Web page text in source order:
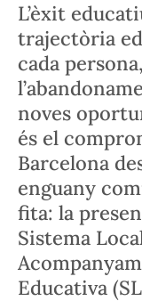
L’èxit
trajectòria
cada
noves
és el
Barcelona
enguany
fita: la
Sistema
Educativa